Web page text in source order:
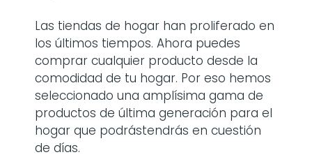
Las tiendas de hogar han proliferado en
los últimos tiempos. Ahora puedes
comprar cualquier producto desde la
comodidad de tu hogar. Por eso hemos
seleccionado una amplísima gama de
productos de última generación para el
hogar que podrástendrás en cuestión
de días.